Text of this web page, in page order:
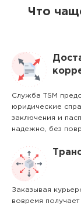
Что
Служба TSM
юридические
заключения и
надежно, без
Заказывая
вовремя